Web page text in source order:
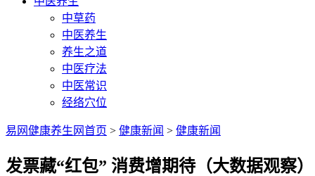
中草药
中医养生
养生之道
中医疗法
中医常识
经络穴位
易网健康养生网首页 > 健康新闻 > 健康新闻
发票藏“红包” 消费增期待（大数据观察）